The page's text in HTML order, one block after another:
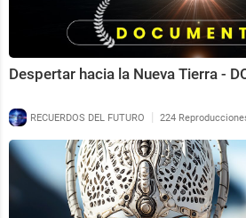
Despertar hacia la Nueva Tierra -
RECUERDOS DEL FUTURO | 224